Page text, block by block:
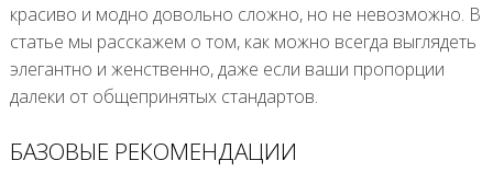
красиво и модно довольно сложно, но не невозможно. В
статье мы расскажем о том, как можно всегда выглядеть
элегантно и женственно, даже если ваши пропорции
далеки от общепринятых стандартов.
БАЗОВЫЕ РЕКОМЕНДАЦИИ